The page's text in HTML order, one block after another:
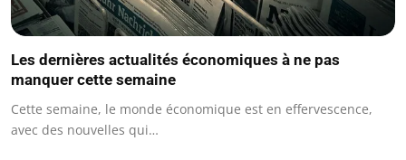
Les dernières actualités économiques à ne pas
manquer cette semaine
Cette semaine, le monde économique est en effervescence,
avec des nouvelles qui…